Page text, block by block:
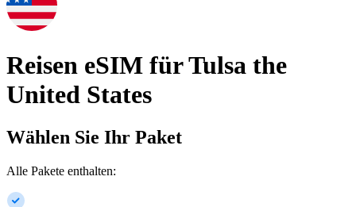
Reisen eSIM fürTulsa the
United States
Wählen Sie Ihr Paket
Alle Pakete enthalten: